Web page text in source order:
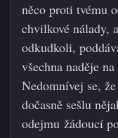
něco proti tvému
chvilkové nálady,
odkudkoli,
všechna naděje
Nedomnívej se,
dočasně sešlu
odejmu žádoucí